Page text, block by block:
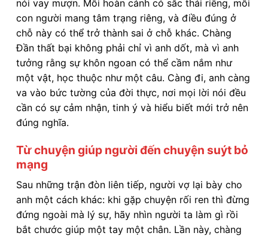
nói vay mượn. Mỗi hoàn cảnh có sắc thái riêng, mỗi
con người mang tâm trạng riêng, và điều đúng ở
chỗ này có thể trở thành sai ở chỗ khác. Chàng
Đần thất bại không phải chỉ vì anh dốt, mà vì anh
tưởng rằng sự khôn ngoan có thể cầm nắm như
một vật, học thuộc như một câu. Càng đi, anh càng
va vào bức tường của đời thực, nơi mọi lời nói đều
cần có sự cảm nhận, tinh ý và hiểu biết mới trở nên
đúng nghĩa.
Từ chuyện giúp người đến chuyện suýt bỏ
mạng
Sau những trận đòn liên tiếp, người vợ lại bày cho
anh một cách khác: khi gặp chuyện rối ren thì đừng
đứng ngoài mà lý sự, hãy nhìn người ta làm gì rồi
bắt chước giúp một tay một chân. Lần này, chàng